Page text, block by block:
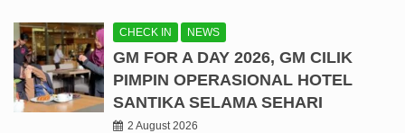
CHECK IN NEWS
GM FOR A DAY 2026, GM CILIK
PIMPIN OPERASIONAL HOTEL
SANTIKA SELAMA SEHARI
2 August 2026